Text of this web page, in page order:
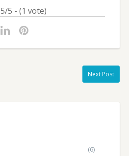
5/5 - (1 vote)
Next Post
(6)